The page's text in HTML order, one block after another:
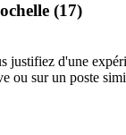
(17)
justifiez d'une
ou sur un poste